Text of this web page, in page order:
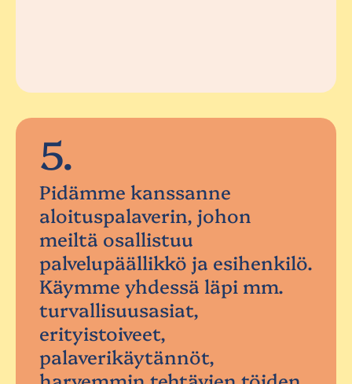
5.
Pidämme kanssanne
aloituspalaverin, johon
meiltä osallistuu
palvelupäällikkö ja esihenkilö.
Käymme yhdessä läpi mm.
turvallisuusasiat,
erityistoiveet,
palaverikäytännöt,